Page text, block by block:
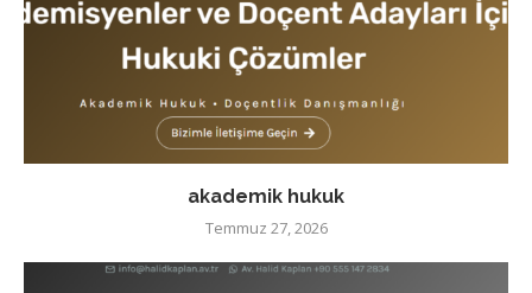
akademik hukuk
Temmuz 27, 2026